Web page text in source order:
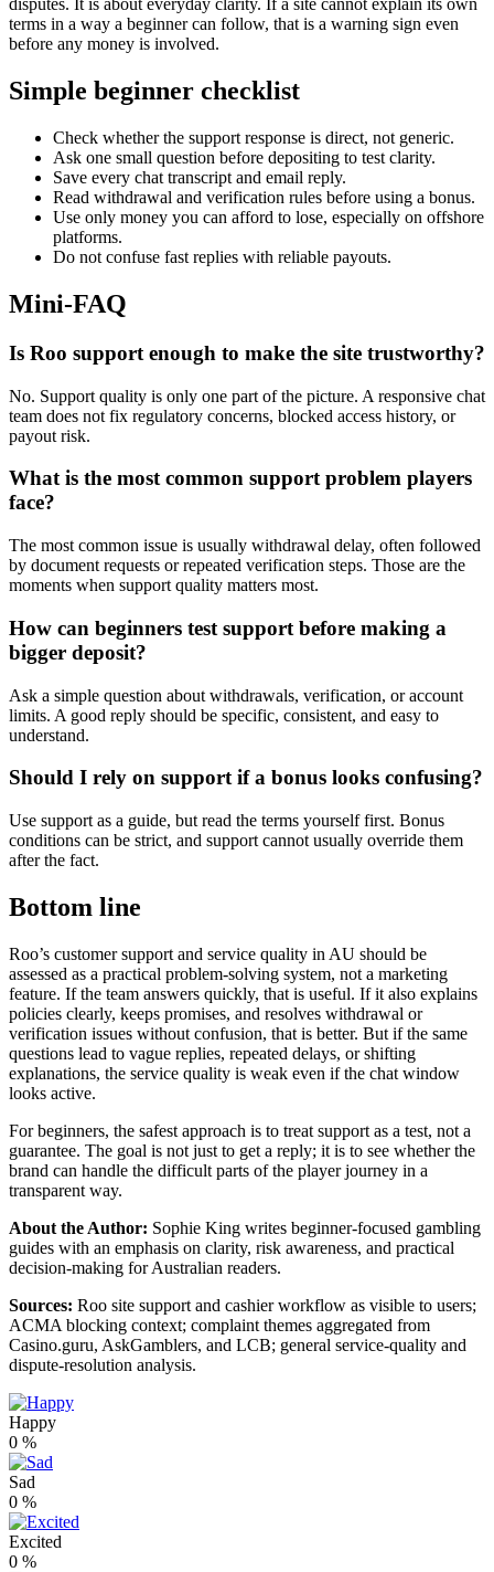
disputes. It is about everyday clarity. If a site cannot explain its own
terms in a way a beginner can follow, that is a warning sign even
before any money is involved.
Simple beginner checklist
Check whether the support response is direct, not generic.
Ask one small question before depositing to test clarity.
Save every chat transcript and email reply.
Read withdrawal and verification rules before using a bonus.
Use only money you can afford to lose, especially on offshore
platforms.
Do not confuse fast replies with reliable payouts.
Mini-FAQ
Is Roo support enough to make the site trustworthy?
No. Support quality is only one part of the picture. A responsive chat
team does not fix regulatory concerns, blocked access history, or
payout risk.
What is the most common support problem players
face?
The most common issue is usually withdrawal delay, often followed
by document requests or repeated verification steps. Those are the
moments when support quality matters most.
How can beginners test support before making a
bigger deposit?
Ask a simple question about withdrawals, verification, or account
limits. A good reply should be specific, consistent, and easy to
understand.
Should I rely on support if a bonus looks confusing?
Use support as a guide, but read the terms yourself first. Bonus
conditions can be strict, and support cannot usually override them
after the fact.
Bottom line
Roo’s customer support and service quality in AU should be
assessed as a practical problem-solving system, not a marketing
feature. If the team answers quickly, that is useful. If it also explains
policies clearly, keeps promises, and resolves withdrawal or
verification issues without confusion, that is better. But if the same
questions lead to vague replies, repeated delays, or shifting
explanations, the service quality is weak even if the chat window
looks active.
For beginners, the safest approach is to treat support as a test, not a
guarantee. The goal is not just to get a reply; it is to see whether the
brand can handle the difficult parts of the player journey in a
transparent way.
About the Author: Sophie King writes beginner-focused gambling
guides with an emphasis on clarity, risk awareness, and practical
decision-making for Australian readers.
Sources: Roo site support and cashier workflow as visible to users;
ACMA blocking context; complaint themes aggregated from
Casino.guru, AskGamblers, and LCB; general service-quality and
dispute-resolution analysis.
Happy
0 %
Sad
0 %
Excited
0 %